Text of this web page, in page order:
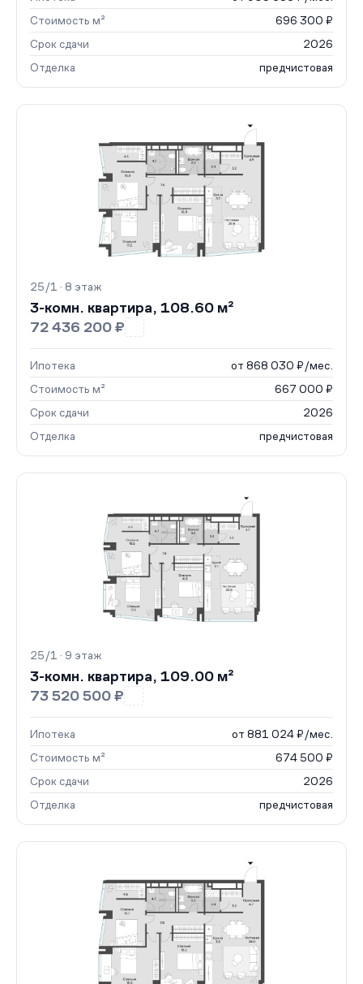
Стоимость м²
696 300 ₽
Срок сдачи
2026
Отделка
предчистовая
25/1 · 8 этаж
3-комн. квартира, 108.60 м²
72 436 200 ₽
Ипотека
от 868 030 ₽/мес.
Стоимость м²
667 000 ₽
Срок сдачи
2026
Отделка
предчистовая
25/1 · 9 этаж
3-комн. квартира, 109.00 м²
73 520 500 ₽
Ипотека
от 881 024 ₽/мес.
Стоимость м²
674 500 ₽
Срок сдачи
2026
Отделка
предчистовая